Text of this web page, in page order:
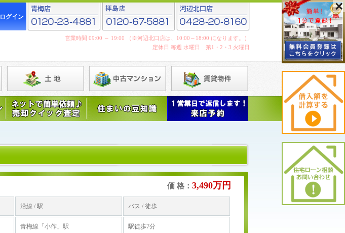
ログイン
営業時間 09:00 ～ 19:00 （※河辺北口店は、10:00～18:00 になります。）
定休日 毎週 水曜日 第1・2・3 火曜日
価 格： 3,490万円
沿線 / 駅 バス / 徒歩
青梅線「小作」駅 駅徒歩7分